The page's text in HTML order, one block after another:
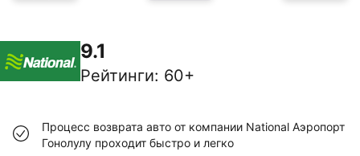
9.1
Рейтинги: 60+
Процесс возврата авто от компании National Аэропорт
Гонолулу проходит быстро и легко